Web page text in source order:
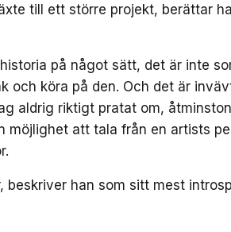
till ett större projekt, berättar
på något sätt, det är inte
och köra på den. Och det är
aldrig riktigt pratat om,
möjlighet att tala från en artists
han som sitt mest